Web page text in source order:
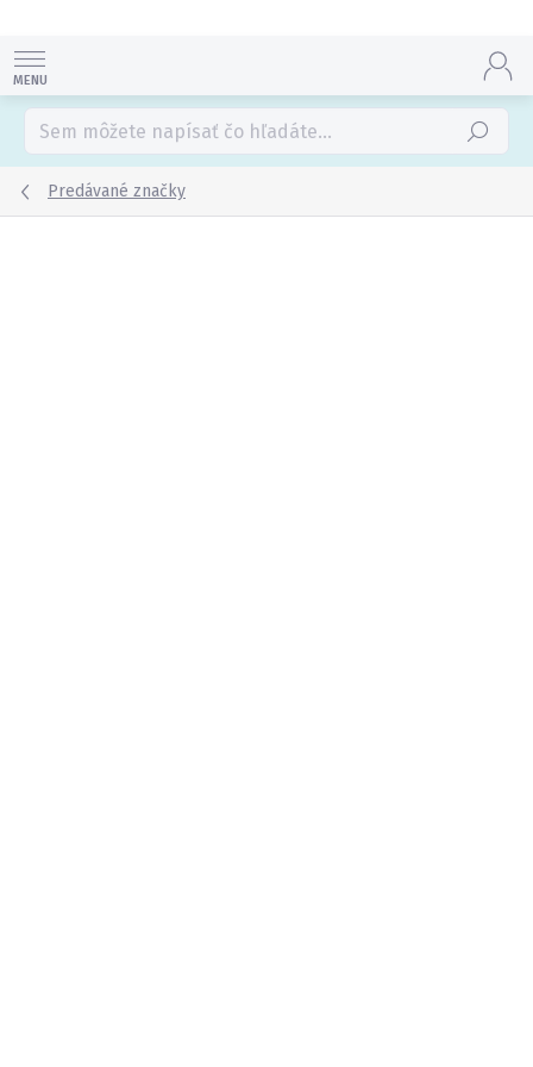
obsah
Hľadať
Predávané značky